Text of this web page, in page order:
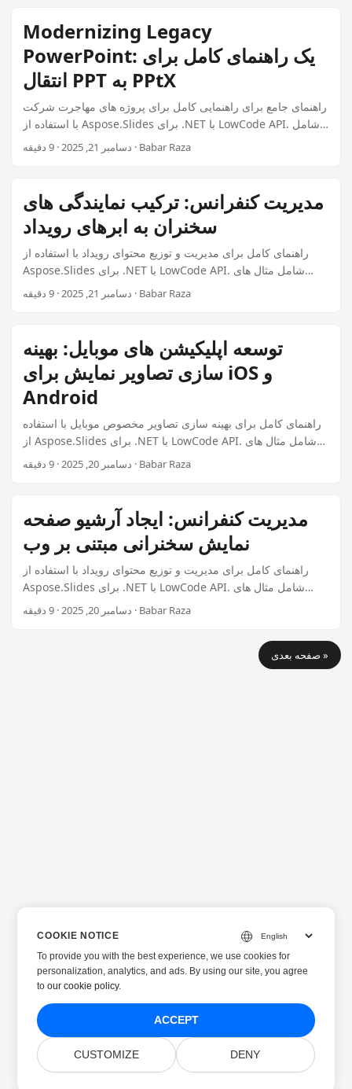
Modernizing Legacy
PowerPoint: یک راهنمای کامل برای
انتقال PPT به PPtX
راهنمای جامع برای راهنمایی کامل برای پروژه های مهاجرت شرکت
با استفاده از Aspose.Slides برای .NET با LowCode API. شامل
مثال های دنیای واقعی، بهترین روش ها و کد آماده تولید برای برنامه
دسامبر 21, 2025 · 9 دقیقه · Babar Raza
مدیریت کنفرانس: ترکیب نمایندگی های
سخنران به ابرهای رویداد
راهنمای کامل برای مدیریت و توزیع محتوای رویداد با استفاده از
Aspose.Slides برای .NET با LowCode API. شامل مثال های
واقعی، بهترین روش ها و کد آماده تولید برای برنامه های کسب و
دسامبر 21, 2025 · 9 دقیقه · Babar Raza
توسعه اپلیکیشن های موبایل: بهینه
سازی تصاویر نمایش برای iOS و
Android
راهنمای کامل برای بهینه سازی تصاویر مخصوص موبایل با استفاده
از Aspose.Slides برای .NET با LowCode API. شامل مثال های
دنیای واقعی، بهترین روش ها و کد آماده تولید برای برنامه های
کسب و کار است.
دسامبر 20, 2025 · 9 دقیقه · Babar Raza
مدیریت کنفرانس: ایجاد آرشیو صفحه
نمایش سخنرانی مبتنی بر وب
راهنمای کامل برای مدیریت و توزیع محتوای رویداد با استفاده از
Aspose.Slides برای .NET با LowCode API. شامل مثال های
واقعی، بهترین روش ها و کد آماده تولید برای برنامه های کسب و
دسامبر 20, 2025 · 9 دقیقه · Babar Raza
صفحه بعدی »
COOKIE NOTICE
To provide you with the best experience, we use cookies for
personalization, analytics, and ads. By using our site, you agree
toour cookie policy.
ACCEPT
CUSTOMIZE DENY